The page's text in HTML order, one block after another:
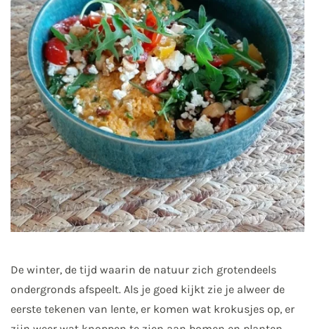
De winter, de tijd waarin de natuur zich grotendeels
ondergronds afspeelt. Als je goed kijkt zie je alweer de
eerste tekenen van lente, er komen wat krokusjes op, er